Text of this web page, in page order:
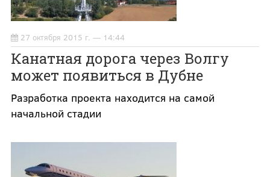
27 октября 2015 г. — 14:44
Канатная дорога через Волгу
может появиться в Дубне
Разработка проекта находится на самой
начальной стадии